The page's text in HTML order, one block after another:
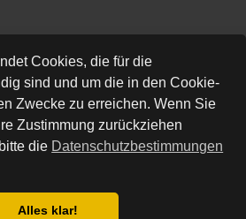
Cookies, die für die
sind und um die in den Cookie-
Zwecke zu erreichen. Wenn Sie
Zustimmung zurückziehen
die Datenschutzbestimmungen
Alles klar!
Reserved, Stofflokal